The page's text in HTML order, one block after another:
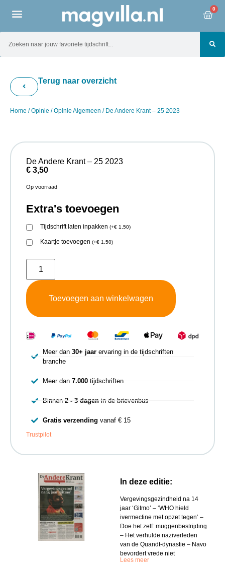
0
Terug naar overzicht
Home /Opinie /Opinie Algemeen / De Andere Krant – 25 2023
In deze editie:
Vergevingsgezindheid na 14
jaar ‘Gitmo’ – ‘WHO hield
ivermectine met opzet tegen’ –
Doe het zelf: muggenbestrijding
– Het verhulde naziverleden
van de Quandt-dynastie – Navo
bevordert vrede niet
Lees meer
De Andere Krant – 25 2023
€ 3,50
Op voorraad
Extra's toevoegen
Tijdschrift laten inpakken (+€ 1,50)
Kaartje toevoegen (+€ 1,50)
Toevoegen aan winkelwagen
Meer dan 30+ jaarervaring in de tijdschriften
branche
Meer dan 7.000tijdschriften
Binnen 2 - 3 dagenin de brievenbus
Gratis verzending vanaf € 15
Trustpilot